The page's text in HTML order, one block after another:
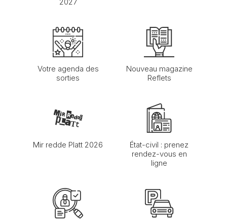
Votre agenda des
sorties
Nouveau magazine
Reflets
Mir redde Platt 2026
État-civil : prenez
rendez-vous en
ligne